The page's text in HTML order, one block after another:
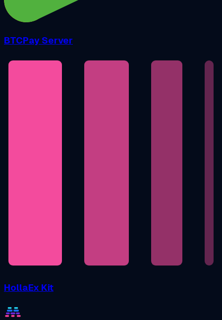
BTCPay Server
HollaEx Kit